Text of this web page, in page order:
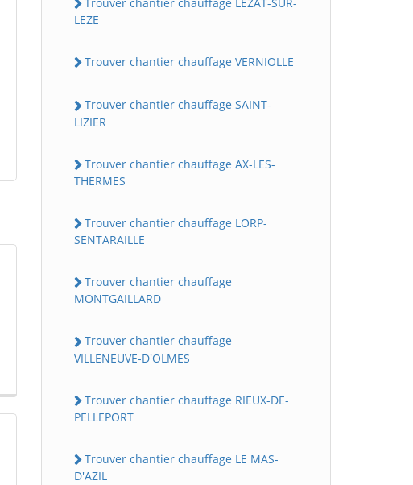
LEZE
Trouver chantier chauffage VERNIOLLE
Trouver chantier chauffage SAINT-
LIZIER
Trouver chantier chauffage AX-LES-
THERMES
Trouver chantier chauffage LORP-
SENTARAILLE
Trouver chantier chauffage
MONTGAILLARD
Trouver chantier chauffage
VILLENEUVE-D'OLMES
Trouver chantier chauffage RIEUX-DE-
PELLEPORT
Trouver chantier chauffage LE MAS-
D'AZIL